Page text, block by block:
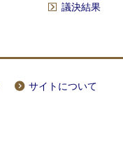
議決結果
サイトについて